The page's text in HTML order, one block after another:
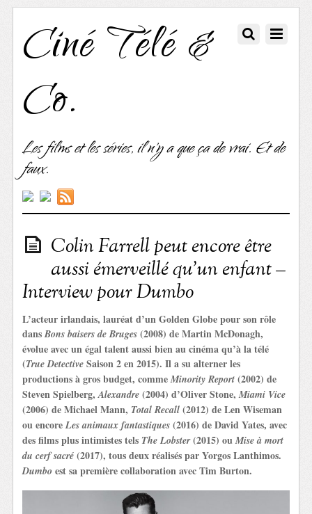
Ciné Télé &
Co.
Les films et les séries, il n'y a que ça de vrai. Et de
faux.
Colin Farrell peut encore être
aussi émerveillé qu’un enfant –
Interview pour Dumbo
L’acteur irlandais, lauréat d’un Golden Globe pour son rôle
dansBons baisers de Bruges (2008) de Martin McDonagh,
évolue avec un égal talent aussi bien au cinéma qu’à la télé
(True Detective Saison 2 en 2015). Il a su alterner les
productions à gros budget, commeMinority Report (2002) de
Steven Spielberg,Alexandre (2004) d’Oliver Stone,Miami Vice
(2006) de Michael Mann, Total Recall (2012) de Len Wiseman
ou encoreLes animaux fantastiques (2016) de David Yates, avec
des films plus intimistes tels The Lobster(2015) ouMise à mort
du cerf sacré (2017), tous deux réalisés par Yorgos Lanthimos.
Dumbo est sa première collaboration avec Tim Burton.